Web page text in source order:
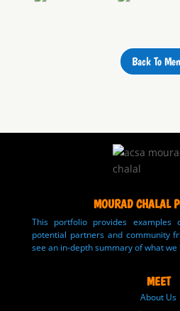
Back To
MOURAD CHALAL
This portfolio provides
potential partners and community
see an in-depth summary of what
MEET
About Us